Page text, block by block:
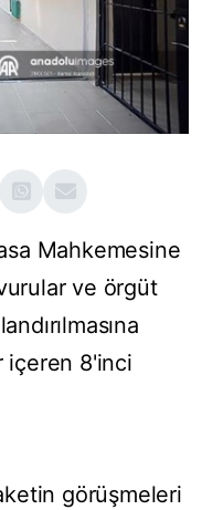
Mahkemesine
ve örgüt
içeren 8'inci
görüşmeleri